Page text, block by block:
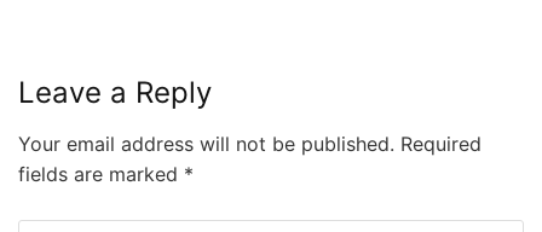
Leave a Reply
Your email address will not be published. Required
fields are marked *